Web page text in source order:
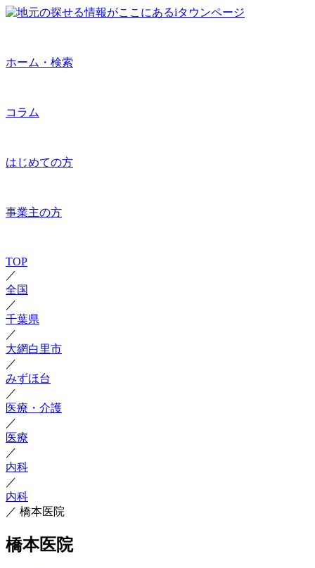
ホーム・検索
コラム
はじめての方
事業主の方
TOP
／
全国
／
千葉県
／
大網白里市
／
みずほ台
／
医療・介護
／
医療
／
内科
／
内科
／ 橋本医院
橋本医院